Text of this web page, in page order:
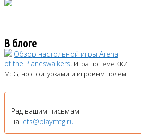
В блоге
Обзор настольной игры Arena
of the Planeswalkers. Игра по теме ККИ
M:tG, но с фигурками и игровым полем.
Рад вашим письмам
на lets@playmtg.ru